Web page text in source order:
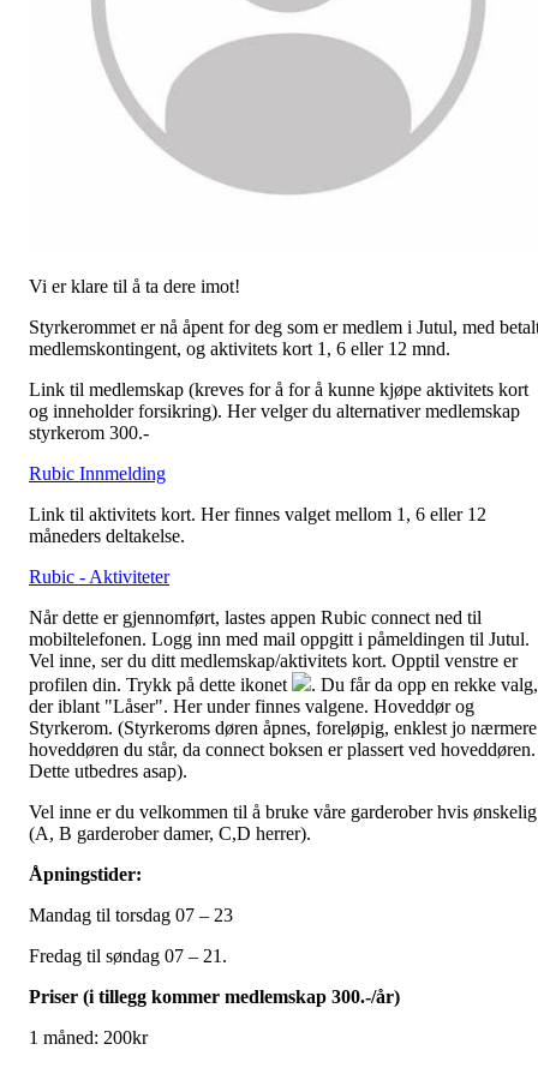
Vi er klare til å ta dere imot!
Styrkerommet er nå åpent for deg som er medlem i Jutul, med
medlemskontingent, og aktivitets kort 1, 6 eller 12 mnd.
Link til medlemskap (kreves for å for å kunne kjøpe aktivitets kort
og inneholder forsikring). Her velger du alternativer medlemskap
styrkerom 300.-
Rubic Innmelding
Link til aktivitets kort. Her finnes valget mellom 1, 6 eller 12
måneders deltakelse.
Rubic - Aktiviteter
Når dette er gjennomført, lastes appen Rubic connect ned til
mobiltelefonen. Logg inn med mail oppgitt i påmeldingen til Jutul.
Vel inne, ser du ditt medlemskap/aktivitets kort. Opptil venstre er
profilen din. Trykk på dette ikonet
. Du får da opp en rekke valg,
der iblant "Låser". Her under finnes valgene. Hoveddør og
Styrkerom. (Styrkeroms døren åpnes, foreløpig, enklest jo nærmere
hoveddøren du står, da connect boksen er plassert ved hoveddøren.
Dette utbedres asap).
Vel inne er du velkommen til å bruke våre garderober hvis ønskelig
(A, B garderober damer, C,D herrer).
Åpningstider:
Mandag til torsdag 07 – 23
Fredag til søndag 07 – 21.
Priser (i tillegg kommer medlemskap 300.-/år)
1 måned: 200kr